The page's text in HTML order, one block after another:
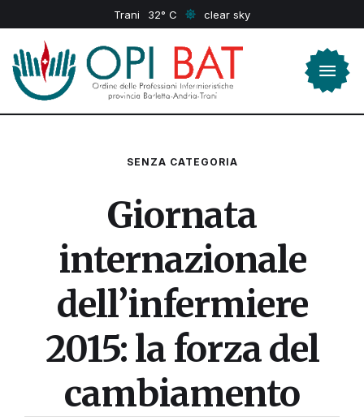
Trani 32 clear sky
SENZA CATEGORIA
Giornata
internazionale
dell’infermiere
2015: la forza del
cambiamento